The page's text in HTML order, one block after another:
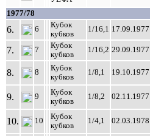
1977/78
6. 6
Кубок
кубков
1/16,1 17.09.1977
7. 7
Кубок
кубков
1/16,2 29.09.1977
8. 8
Кубок
кубков
1/8,1 19.10.1977
9. 9
Кубок
кубков
1/8,2 02.11.1977
10. 10
Кубок
кубков
1/4,1 02.03.1978